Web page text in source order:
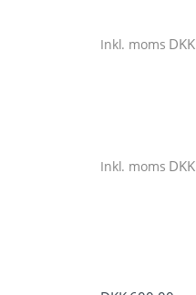
Inkl. moms DKK
Inkl. moms DKK